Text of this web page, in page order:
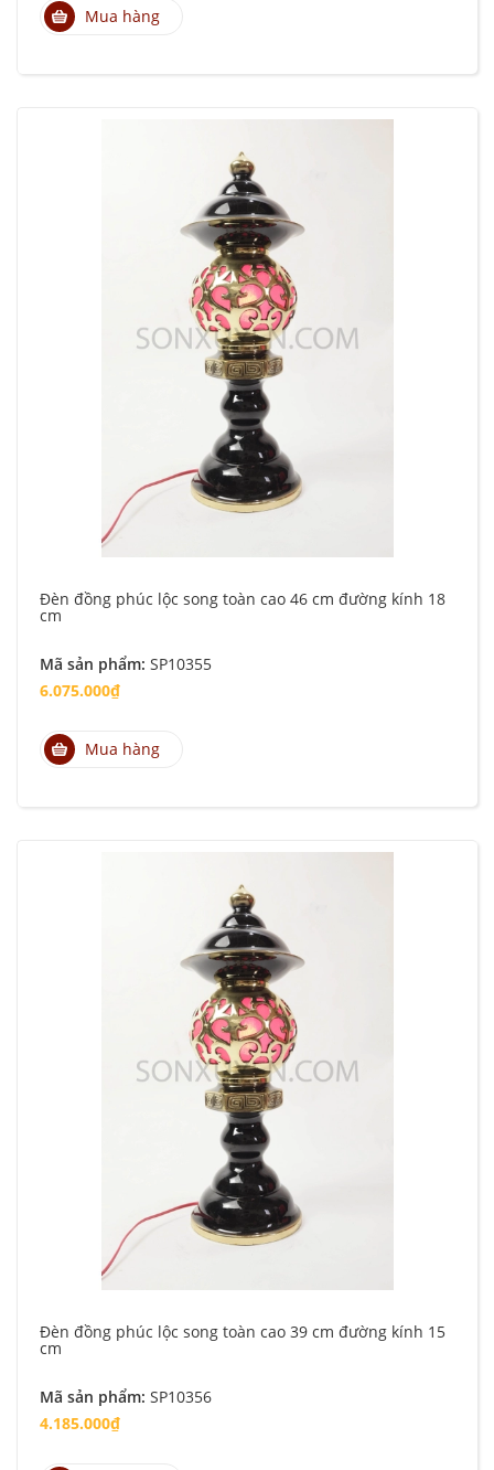
Mua hàng
Đèn đồng phúc lộc song toàn cao 46 cm đường kính 18
cm
Mã sản phẩm: SP10355
6.075.000₫
Mua hàng
Đèn đồng phúc lộc song toàn cao 39 cm đường kính 15
cm
Mã sản phẩm: SP10356
4.185.000₫